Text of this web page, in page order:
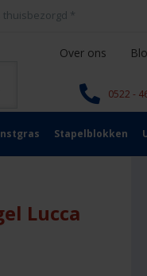
thuisbezorgd *
Over ons
0522 -
Stapelblokken
Lucca